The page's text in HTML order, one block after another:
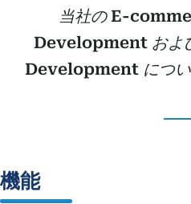
当社のE-
Development およ
Developmentについ
機能